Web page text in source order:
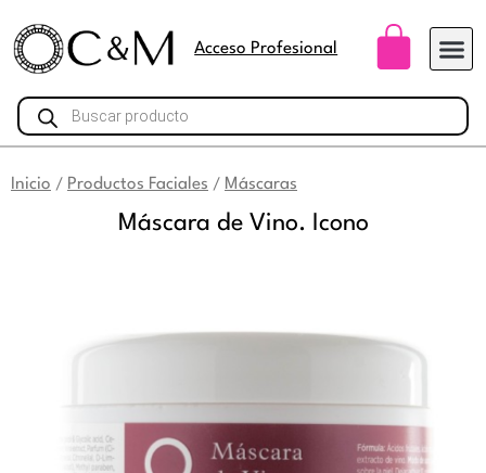
contenido
Acceso Profesional
Búsqueda
de
productos
Inicio / Productos Faciales / Máscaras
Máscara de Vino. Icono